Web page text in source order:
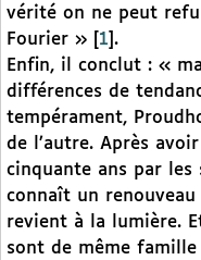
vérité on ne peut
Fourier »
1 .
Enfin, il conclut : «
différences de
tempérament,
de l’autre. Après
cinquante ans par les
connaît un renouveau
revient à la lumière.
sont de même